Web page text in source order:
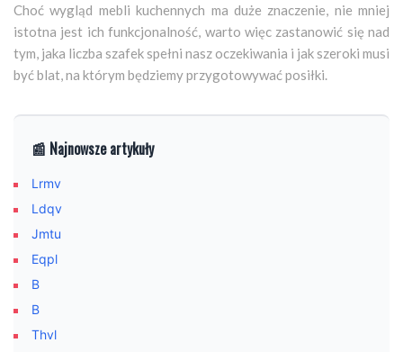
Choć wygląd mebli kuchennych ma duże znaczenie, nie mniej
istotna jest ich funkcjonalność, warto więc zastanowić się nad
tym, jaka liczba szafek spełni nasz oczekiwania i jak szeroki musi
być blat, na którym będziemy przygotowywać posiłki.
📰 Najnowsze artykuły
Lrmv
Ldqv
Jmtu
Eqpl
B
B
Thvl